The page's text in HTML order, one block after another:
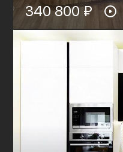
340 800 ₽